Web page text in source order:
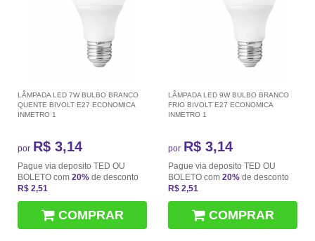
LÂMPADA LED 7W BULBO BRANCO
QUENTE BIVOLT E27 ECONOMICA
INMETRO 1
por R$ 3,14
Pague via deposito TED OU
BOLETO com 20% de desconto
R$ 2,51
COMPRAR
LÂMPADA LED 9W BULBO BRANCO
FRIO BIVOLT E27 ECONOMICA
INMETRO 1
por R$ 3,14
Pague via deposito TED OU
BOLETO com 20% de desconto
R$ 2,51
COMPRAR